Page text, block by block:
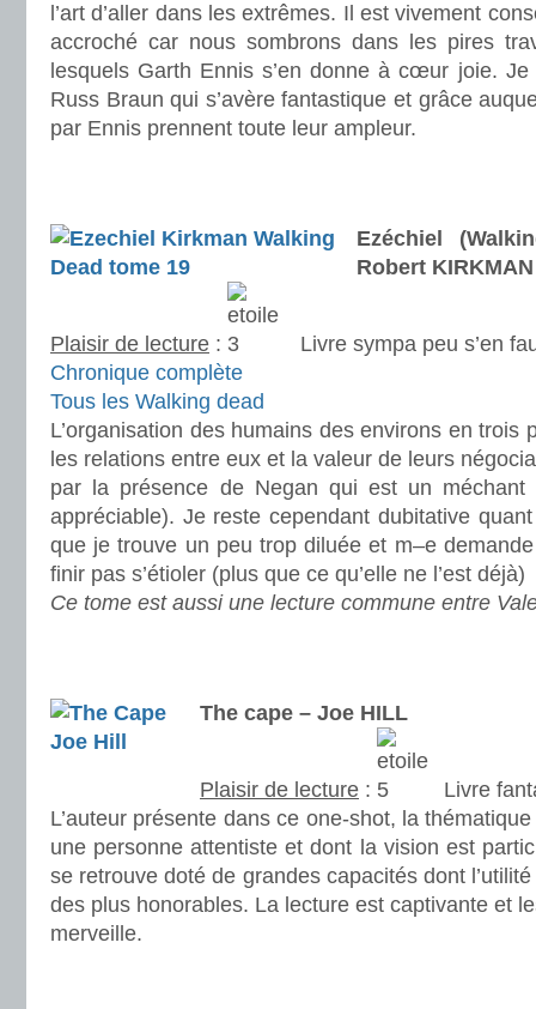
l’art d’aller dans les extrêmes. Il est vivement
accroché car nous sombrons dans les pires
lesquels Garth Ennis s’en donne à cœur joie.
Russ Braun qui s’avère fantastique et grâce
par Ennis prennent toute leur ampleur.
Ezéchiel
Robert
Plaisir de lecture :
Livre sympa peu s’en
Chronique complète
Tous les Walking dead
L’organisation des humains des environs en trois
les relations entre eux et la valeur de leurs
par la présence de Negan qui est un méchant
appréciable). Je reste cependant dubitative
que je trouve un peu trop diluée et m–e
finir pas s’étioler (plus que ce qu’elle ne l’est déjà)
Ce tome est aussi une lecture commune entre
The cape – Joe HILL
Plaisir de lecture :
Livre
L’auteur présente dans ce one-shot, la
une personne attentiste et dont la vision est
se retrouve doté de grandes capacités dont
des plus honorables. La lecture est captivante et
merveille.